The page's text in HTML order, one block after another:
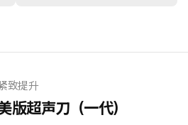
致提升
版超声刀（一代）